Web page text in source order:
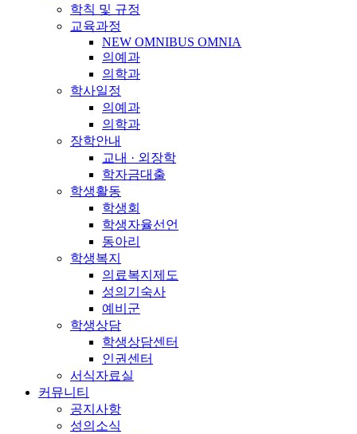
학칙 및 규정
교육과정
NEW OMNIBUS OMNIA
의예과
의학과
학사일정
의예과
의학과
장학안내
교내 · 외장학
학자금대출
학생활동
학생회
학생자율선언
동아리
학생복지
의료복지제도
성의기숙사
예비군
학생상담
학생상담센터
인권센터
서식자료실
커뮤니티
공지사항
성의소식